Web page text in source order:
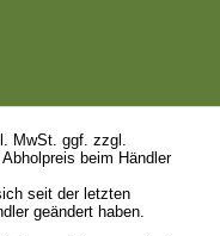
MwSt. ggf. zzgl.
beim Händler
seit der letzten
geändert haben.